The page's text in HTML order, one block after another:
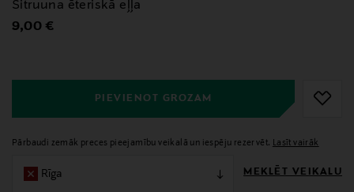
Sitruuna ēteriskā eļļa
Original Price
9,00 €
PIEVIENOT GROZAM
Pārbaudi zemāk preces pieejamību veikalā un iespēju rezervēt. Lasīt vairāk
Rīga MEKLĒT VEIKALU